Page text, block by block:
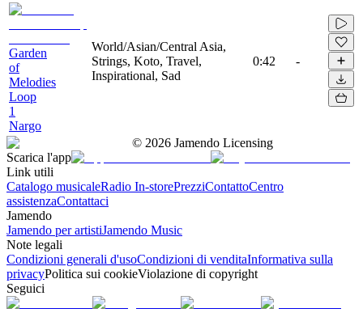
Garden
of
Melodies
Loop
1
Nargo
World/Asian/Central Asia,
Strings, Koto, Travel,
Inspirational, Sad
0:42 -
© 2026 Jamendo Licensing
Scarica l'app
Link utili
Catalogo musicaleRadio In-storePrezziContattoCentro
assistenzaContattaci
Jamendo
Jamendo per artistiJamendo Music
Note legali
Condizioni generali d'usoCondizioni di venditaInformativa sulla
privacyPolitica sui cookieViolazione di copyright
Seguici